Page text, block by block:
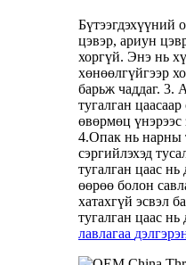
Бүтээгдэхүүний
цэвэр, ариун
хоргүй. Энэ нь
хөнөөлгүйгээр
барьж чаддаг. 3.
тугалган
өвөрмөц
4.Опак нь нарны
сэргийлэхэд
тугалган цаас
өөрөө болон
хатахгүй эсвэл
тугалган цаас нь
лавлагаа